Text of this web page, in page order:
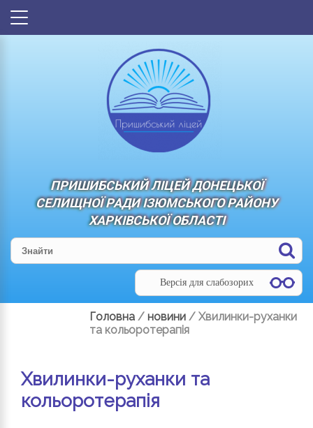
ПРИШИБСЬКИЙ ЛІЦЕЙ ДОНЕЦЬКОЇ
СЕЛИЩНОЇ РАДИ ІЗЮМСЬКОГО РАЙОНУ
ХАРКІВСЬКОЇ ОБЛАСТІ
Версія для слабозорих
Головна / новини / Хвилинки-руханки
та кольоротерапія
Хвилинки-руханки та
кольоротерапія